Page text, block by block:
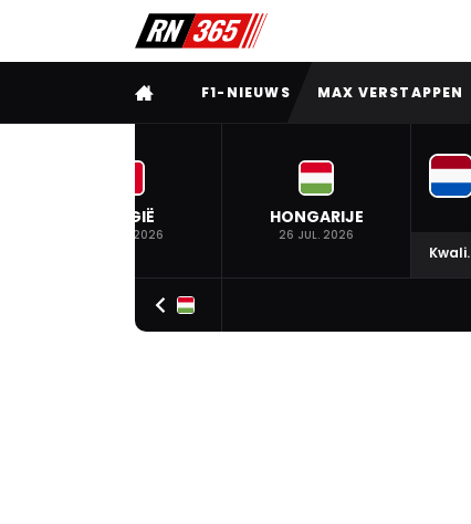
VOLLEDIG MENU
F1-NIEUWS MAX VERSTAPPEN
BELGIË
19 JUL. 2026
HONGARIJE
26 JUL. 2026
Kwali.